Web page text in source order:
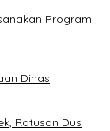
Program
Dinas
Ratusan Dus